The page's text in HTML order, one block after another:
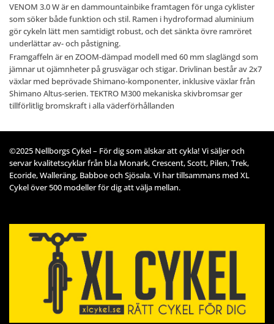
VENOM 3.0 W är en dammountainbike framtagen för unga cyklister
som söker både funktion och stil. Ramen i hydroformad aluminium
gör cykeln lätt men samtidigt robust, och det sänkta övre ramröret
underlättar av- och påstigning.
Framgaffeln är en ZOOM-dämpad modell med 60 mm slaglängd som
jämnar ut ojämnheter på grusvägar och stigar. Drivlinan består av 2x7
växlar med beprövade Shimano-komponenter, inklusive växlar från
Shimano Altus-serien. TEKTRO M300 mekaniska skivbromsar ger
tillförlitlig bromskraft i alla väderförhållanden
©2025 Nellborgs Cykel – För dig som älskar att cykla! Vi säljer och
servar kvalitetscyklar från bl.a Monark, Crescent, Scott, Pilen, Trek,
Ecoride, Walleräng, Babboe och Sjösala. Vi har tillsammans med XL
Cykel över 500 modeller för dig att välja mellan.